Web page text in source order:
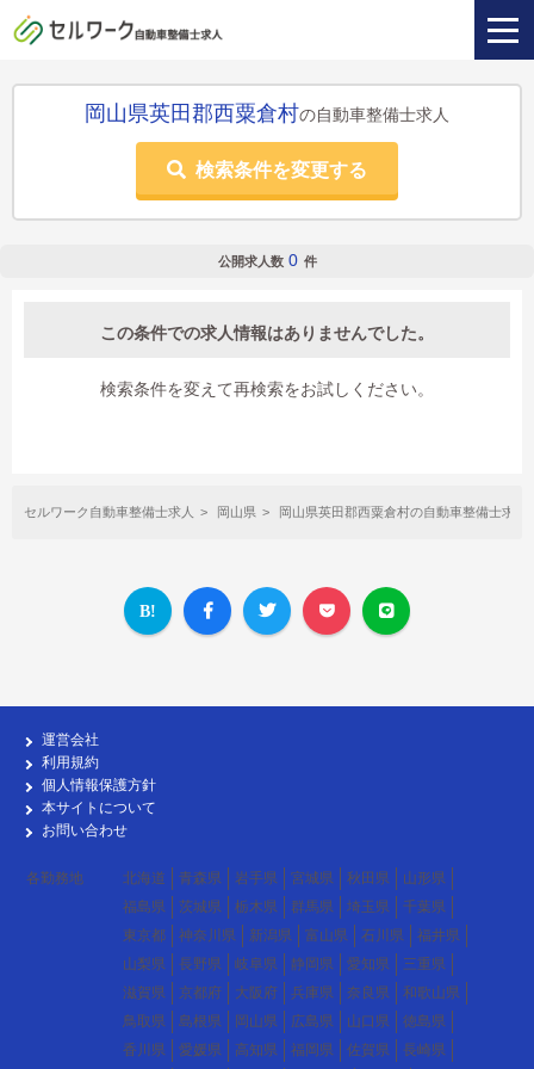
岡山県英田郡西粟倉村の自動車整備士求人
検索条件を変更する
公開求人数 0 件
この条件での求人情報はありませんでした。
検索条件を変えて再検索をお試しください。
セルワーク自動車整備士求人 岡山県 岡山県英田郡西粟倉村の自動車整備士求人
運営会社
利用規約
個人情報保護方針
本サイトについて
お問い合わせ
各勤務地 北海道 青森県 岩手県 宮城県 秋田県
山形県
福島県
茨城県 栃木県 群馬県 埼玉県
千葉県
東京都
神奈川県 新潟県 富山県 石川県
福井県
山梨県
長野県 岐阜県 静岡県 愛知県
三重県
滋賀県
京都府 大阪府 兵庫県 奈良県
和歌山県
鳥取県
島根県 岡山県 広島県 山口県
徳島県
香川県
愛媛県 高知県 福岡県 佐賀県 長崎県